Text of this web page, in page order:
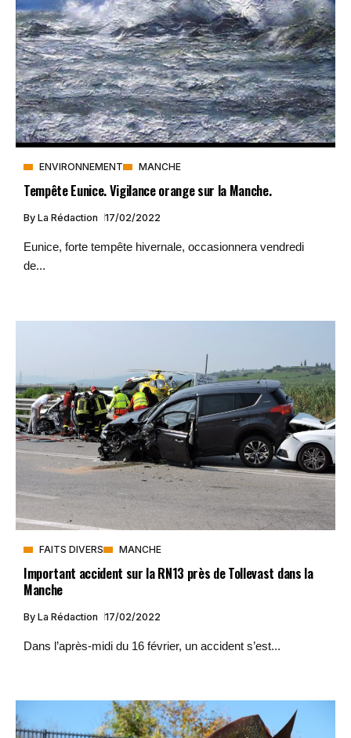
ENVIRONNEMENT MANCHE
Tempête Eunice. Vigilance orange sur la Manche.
By La Rédaction 17/02/2022
Eunice, forte tempête hivernale, occasionnera vendredi
de...
FAITS DIVERS MANCHE
Important accident sur la RN13 près de Tollevast dans la
Manche
By La Rédaction 17/02/2022
Dans l’après-midi du 16 février, un accident s’est...